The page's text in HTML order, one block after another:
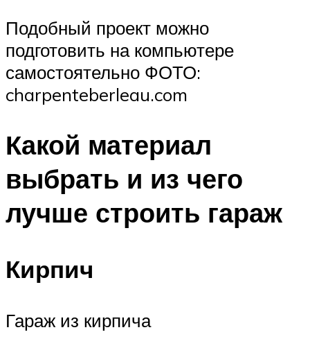
Подобный проект можно
подготовить на компьютере
самостоятельно ФОТО:
charpenteberleau.com
Какой материал
выбрать и из чего
лучше строить гараж
Кирпич
Гараж из кирпича